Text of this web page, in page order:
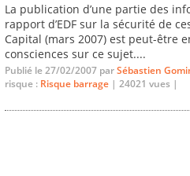
La publication d’une partie des
rapport d’EDF sur la sécurité de
Capital (mars 2007) est peut-être
consciences sur ce sujet....
Publié le 27/02/2007 parSébastien
risque : Risque barrage | 24021 vues |